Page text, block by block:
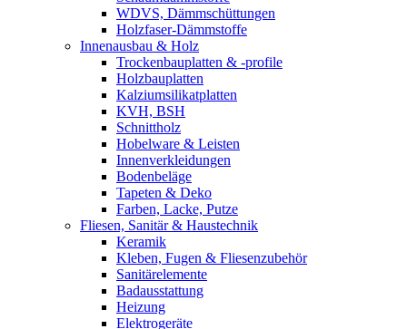
WDVS, Dämmschüttungen
Holzfaser-Dämmstoffe
Innenausbau & Holz
Trockenbauplatten & -profile
Holzbauplatten
Kalziumsilikatplatten
KVH, BSH
Schnittholz
Hobelware & Leisten
Innenverkleidungen
Bodenbeläge
Tapeten & Deko
Farben, Lacke, Putze
Fliesen, Sanitär & Haustechnik
Keramik
Kleben, Fugen & Fliesenzubehör
Sanitärelemente
Badausstattung
Heizung
Elektrogeräte